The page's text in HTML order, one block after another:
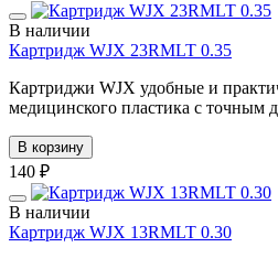
В наличии
Картридж WJX 23RMLT 0.35
Картриджи WJX удобные и
медицинского пластика с точным
В корзину
140 ₽
В наличии
Картридж WJX 13RMLT 0.30